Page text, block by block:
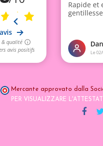
Mercante approvato dalla
PER VISUALIZZARE